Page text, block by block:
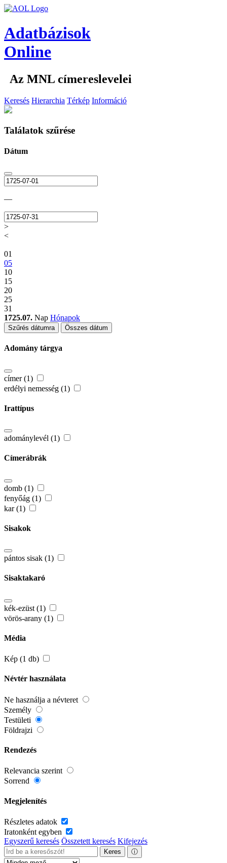
Adatbázisok
Online
Az MNL címereslevelei
Keresés Hierarchia Térkép Információ
Találatok szűrése
Dátum
—
>
<
01
05
10
15
20
25
31
1725.07. Nap Hónapok
Szűrés dátumra Összes dátum
Adomány tárgya
címer (1)
erdélyi nemesség (1)
Irattípus
adománylevél (1)
Címerábrák
domb (1)
fenyőág (1)
kar (1)
Sisakok
pántos sisak (1)
Sisaktakaró
kék-ezüst (1)
vörös-arany (1)
Média
Kép (1 db)
Névtér használata
Ne használja a névteret
Személy
Testületi
Földrajzi
Rendezés
Relevancia szerint
Sorrend
Megjelenítés
Részletes adatok
Iratonként egyben
Egyszerű keresés Összetett keresés Kifejezés
Keres ⓘ